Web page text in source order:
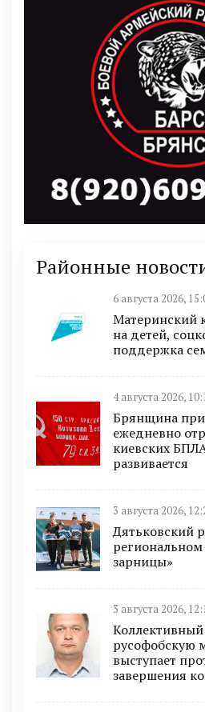
Районные
6 августа 2026,
Материнский
на детей,
поддержка
4 августа 2026,
Брянщина
ежедневно
киевских
развивается
3 августа 2026,
Дятьковский
зарницы»
3 августа 2026,
Коллективный
русофобскую
выступает
завершения